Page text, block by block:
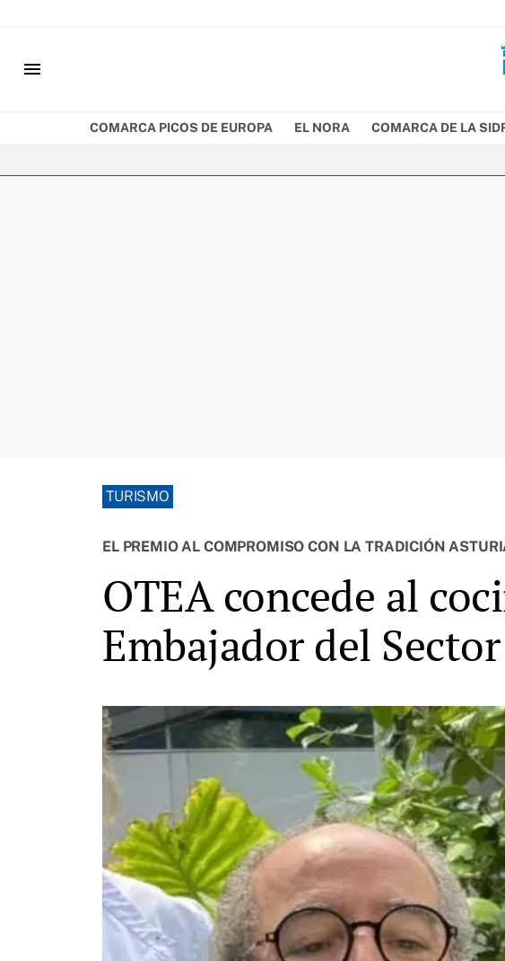
menu
COMARCA PICOS DE EUROPA EL NORA COMARCA DE LA
TURISMO
EL PREMIO AL COMPROMISO CON LA TRADICIÓN
OTEA concede al
Embajador del